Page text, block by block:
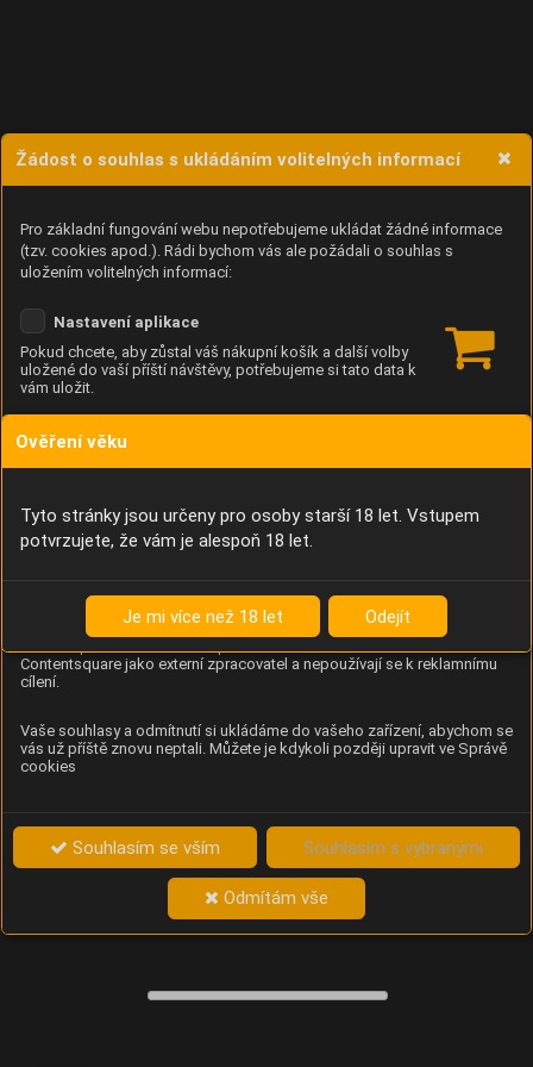
Žádost o souhlas s ukládáním volitelných informací
Pro základní fungování webu nepotřebujeme ukládat žádné informace
(tzv. cookies apod.). Rádi bychom vás ale požádali o souhlas s
uložením volitelných informací:
Nastavení aplikace
Pokud chcete, aby zůstal váš nákupní košík a další volby
uložené do vaší příští návštěvy, potřebujeme si tato data k
vám uložit.
Anonymní unikátní ID
Díky němu příště poznáme, že se jedná o stejné zařízení, a
Identifikátor je zcela anonymní.
Analýza chování návštěvníků na webu (pohyb kurzoru,
kliknutí, procházení stránek a heatmapy), která
provozovateli e-shopu Betelné škopek pomáhá zlepšovat
Contentsquare jako externí zpracovatel a nepoužívají se k reklamnímu
cílení.
Vaše souhlasy a odmítnutí si ukládáme do vašeho zařízení, abychom se
vás už příště znovu neptali. Můžete je kdykoli později upravit ve Správě
cookies
Souhlasím se vším Souhlasím s vybranými
Odmítám vše
Ověření věku
Tyto stránky jsou určeny pro osoby starší 18 let. Vstupem
potvrzujete, že vám je alespoň 18 let.
Je mi více než 18 let Odejít